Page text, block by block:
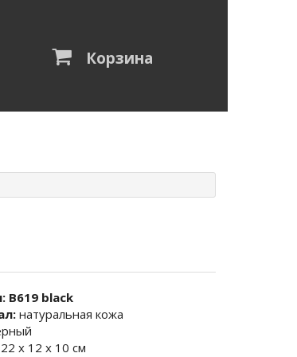
Корзина
B619 black
натуральная кожа
22 х 12 х 10 см